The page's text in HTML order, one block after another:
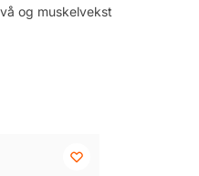
og muskelvekst